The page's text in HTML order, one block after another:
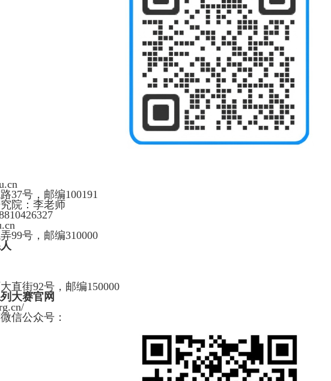
37号，邮编100191
院：李老师
99号，邮编310000
直街92号，邮编150000
大赛官网
信公众号：